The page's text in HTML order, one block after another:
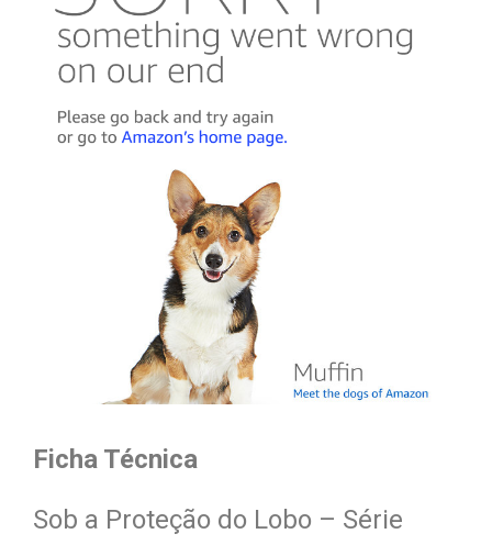
Ficha Técnica
Sob a Proteção do Lobo – Série